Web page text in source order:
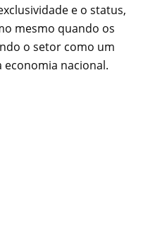
e o status,
mesmo quando os
o setor como um
nacional.